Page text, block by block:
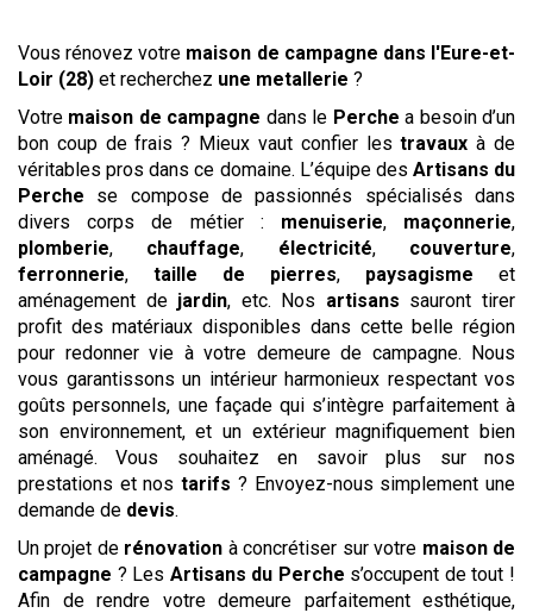
Vous rénovez votre maison de campagne dans l'Eure-et-
Loir (28) et recherchez une metallerie ?
Votre maison de campagne dans le Perche a besoin d’un
bon coup de frais ? Mieux vaut confier lestravaux à de
véritables pros dans ce domaine. L’équipe des Artisans du
Perche se compose de passionnés spécialisés dans
divers corps de métier : menuiserie, maçonnerie,
plomberie, chauffage, électricité, couverture,
ferronnerie, taille de pierres, paysagisme et
aménagement de jardin, etc. Nos artisans sauront tirer
profit des matériaux disponibles dans cette belle région
pour redonner vie à votre demeure de campagne. Nous
vous garantissons un intérieur harmonieux respectant vos
goûts personnels, une façade qui s’intègre parfaitement à
son environnement, et un extérieur magnifiquement bien
aménagé. Vous souhaitez en savoir plus sur nos
prestations et nostarifs ? Envoyez-nous simplement une
demande de devis.
Un projet de rénovation à concrétiser sur votre maison de
campagne ? Les Artisans du Perche s’occupent de tout !
Afin de rendre votre demeure parfaitement esthétique,